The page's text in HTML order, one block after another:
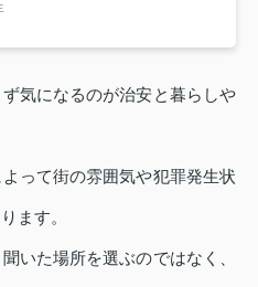
気になるのが治安と暮らしや
って街の雰囲気や犯罪発生状
ます。
いた場所を選ぶのではなく、